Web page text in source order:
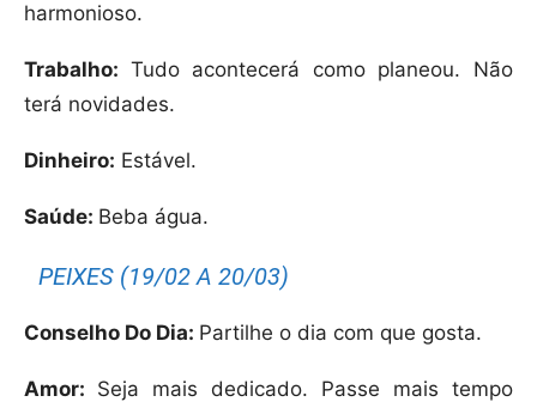
harmonioso.
Trabalho: Tudo acontecerá como planeou. Não
terá novidades.
Dinheiro: Estável.
Saúde: Beba água.
PEIXES (19/02 A 20/03)
Conselho Do Dia: Partilhe o dia com que gosta.
Amor: Seja mais dedicado. Passe mais tempo